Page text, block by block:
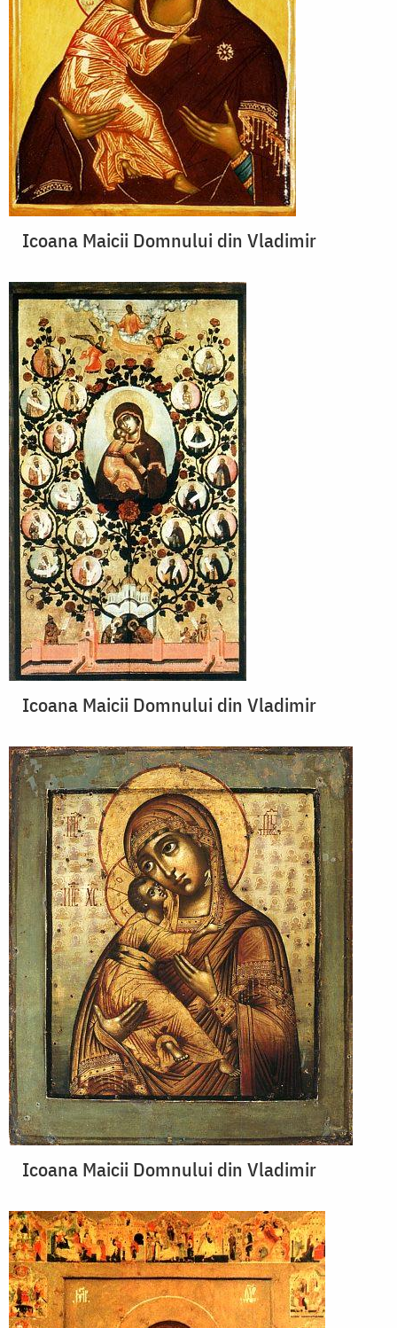
Icoana Maicii Domnului din Vladimir
Icoana Maicii Domnului din Vladimir
Icoana Maicii Domnului din Vladimir